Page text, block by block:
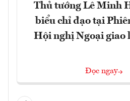
Thủ tướng Lê Minh
biểu chỉ đạo tại
Hội nghị Ngoại giao
Đọc ngay